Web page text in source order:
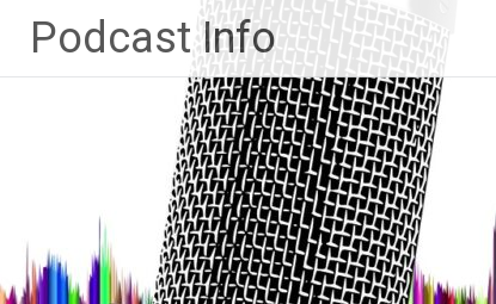
naar
de
Podcast Info